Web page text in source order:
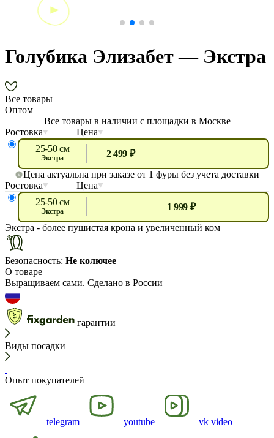
Голубика Элизабет — Экстра
Все товары
Оптом
Все товары в наличии с площадки в Москве
Ростовка
Цена
25-50 см
экстра
2 499 ₽
Цена актуальна при заказе от 1 фуры без учета доставки
Ростовка
Цена
25-50 см
экстра
1 999 ₽
Экстра - более пушистая крона и увеличенный ком
Безопасность: Не колючее
О товаре
Выращиваем сами. Сделано в России
гарантии
Виды посадки
Опыт покупателей
telegram youtube vk video